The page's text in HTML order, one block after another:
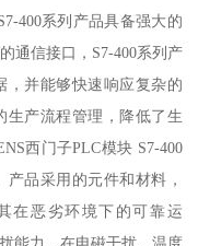
400系列产品具备强大的
通信接口，S7-400系列产
，并能够快速响应复杂的
生产流程管理，降低了生
西门子PLC模块 S7-400
品采用的元件和材料，
在恶劣环境下的可靠运